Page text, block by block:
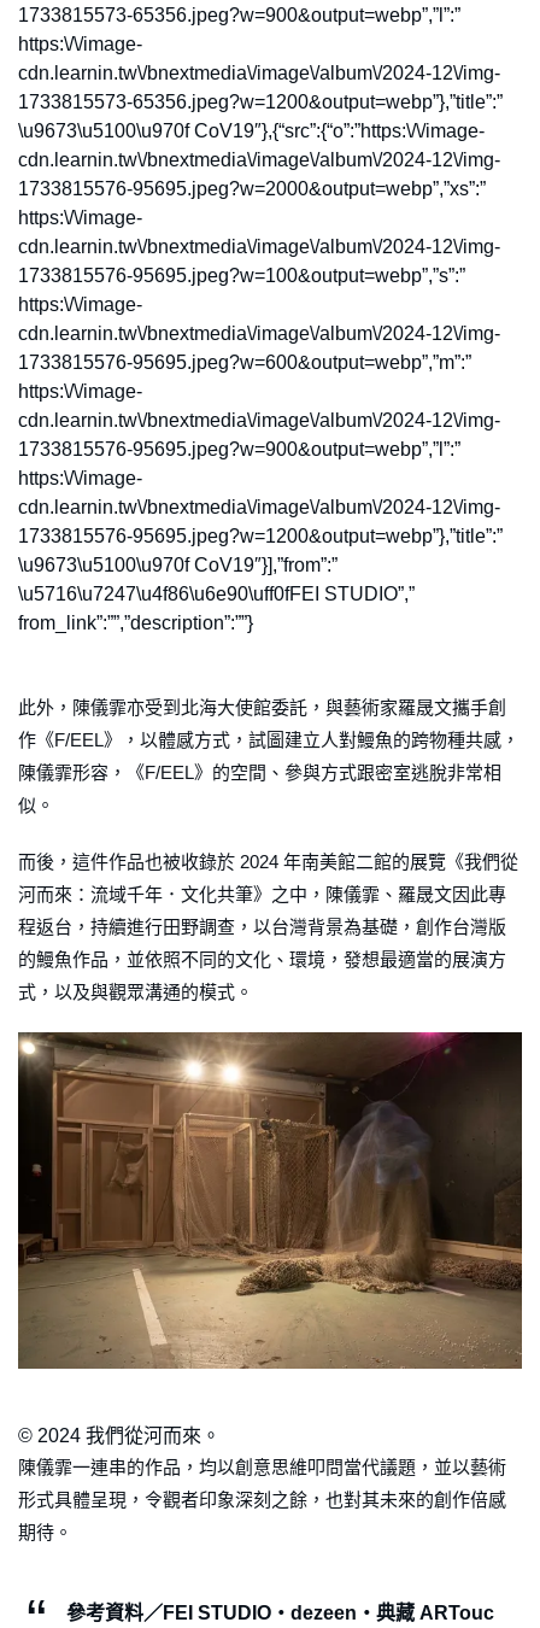
1733815573-65356.jpeg?w=900&output=webp”,”l”:”
https:\/\/image-
cdn.learnin.tw\/bnextmedia\/image\/album\/2024-12\/img-
1733815573-65356.jpeg?w=1200&output=webp”},”title”:”
\u9673\u5100\u970f CoV19″},{“src”:{“o”:”https:\/\/image-
cdn.learnin.tw\/bnextmedia\/image\/album\/2024-12\/img-
1733815576-95695.jpeg?w=2000&output=webp”,”xs”:”
https:\/\/image-
cdn.learnin.tw\/bnextmedia\/image\/album\/2024-12\/img-
1733815576-95695.jpeg?w=100&output=webp”,”s”:”
https:\/\/image-
cdn.learnin.tw\/bnextmedia\/image\/album\/2024-12\/img-
1733815576-95695.jpeg?w=600&output=webp”,”m”:”
https:\/\/image-
cdn.learnin.tw\/bnextmedia\/image\/album\/2024-12\/img-
1733815576-95695.jpeg?w=900&output=webp”,”l”:”
https:\/\/image-
cdn.learnin.tw\/bnextmedia\/image\/album\/2024-12\/img-
1733815576-95695.jpeg?w=1200&output=webp”},”title”:”
\u9673\u5100\u970f CoV19″}],”from”:”
\u5716\u7247\u4f86\u6e90\uff0fFEI STUDIO”,”
from_link”:””,”description”:””}
此外，陳儀霏亦受到北海大使館委託，與藝術家羅晟文攜手創
作《F/EEL》，以體感方式，試圖建立人對鰻魚的跨物種共感，
陳儀霏形容，《F/EEL》的空間、參與方式跟密室逃脫非常相
似。
而後，這件作品也被收錄於 2024 年南美館二館的展覽《我們從
河而來：流域千年．文化共筆》之中，陳儀霏、羅晟文因此專
程返台，持續進行田野調查，以台灣背景為基礎，創作台灣版
的鰻魚作品，並依照不同的文化、環境，發想最適當的展演方
式，以及與觀眾溝通的模式。
© 2024 我們從河而來。
陳儀霏一連串的作品，均以創意思維叩問當代議題，並以藝術
形式具體呈現，令觀者印象深刻之餘，也對其未來的創作倍感
期待。
參考資料／FEI STUDIO・dezeen・典藏 ARTouc